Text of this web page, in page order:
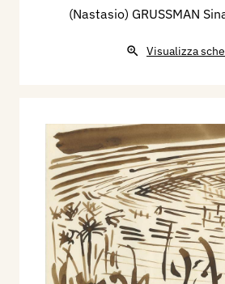
(Nastasio) GRUSSMAN
Visualizza